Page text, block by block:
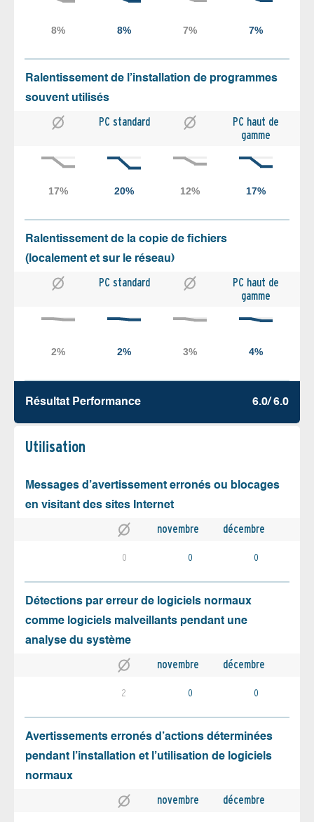
Ralentissement de l’installation de programmes
souvent utilisés
PC standard
PC haut de
gamme
Ralentissement de la copie de fichiers
(localement et sur le réseau)
PC standard
PC haut de
gamme
Résultat Performance 6.0/ 6.0
Utilisation
Messages d’avertissement erronés ou blocages
en visitant des sites Internet
novembre décembre
0 0 0
Détections par erreur de logiciels normaux
comme logiciels malveillants pendant une
analyse du système
novembre décembre
2 0 0
Avertissements erronés d’actions déterminées
pendant l’installation et l’utilisation de logiciels
normaux
novembre décembre